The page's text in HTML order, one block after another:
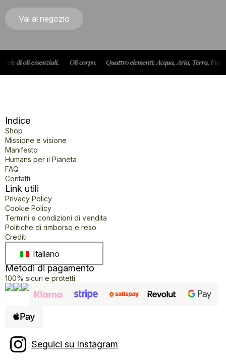
Vai al negozio
Indice
Shop
Missione e visione
Manifesto
Humans per il Pianeta
FAQ
Contatti
Link utili
Privacy Policy
Cookie Policy
Termini e condizioni di vendita
Politiche di rimborso e reso
Crediti
Italiano
Metodi di pagamento
100% sicuri e protetti
Seguici su Instagram